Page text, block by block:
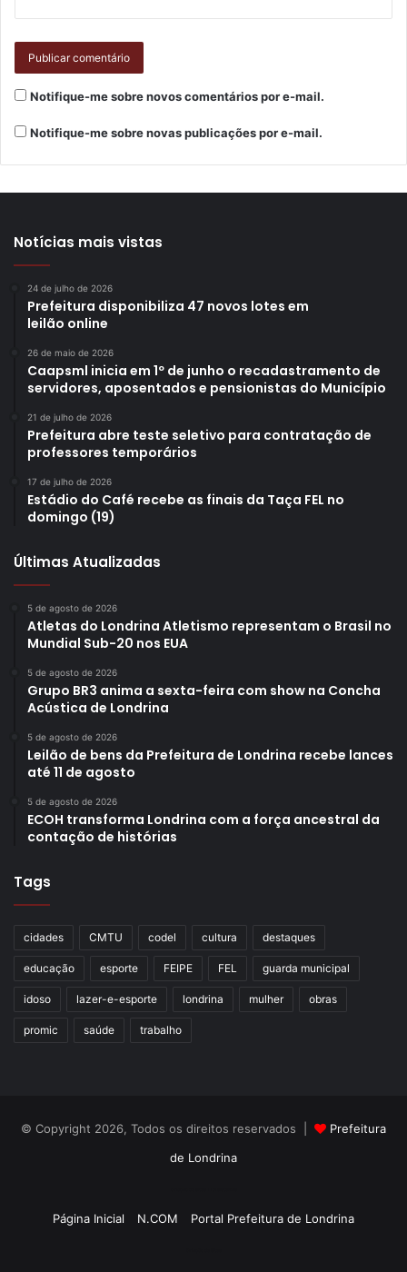
Notifique-me sobre novos comentários por e-mail.
Notifique-me sobre novas publicações por e-mail.
Notícias mais vistas
24 de julho de 2026
Prefeitura disponibiliza 47 novos lotes em
leilão online
26 de maio de 2026
Caapsml inicia em 1º de junho o recadastramento de
servidores, aposentados e pensionistas do Município
21 de julho de 2026
Prefeitura abre teste seletivo para contratação de
professores temporários
17 de julho de 2026
Estádio do Café recebe as finais da Taça FEL no
domingo (19)
Últimas Atualizadas
5 de agosto de 2026
Atletas do Londrina Atletismo representam o Brasil no
Mundial Sub-20 nos EUA
5 de agosto de 2026
Grupo BR3 anima a sexta-feira com show na Concha
Acústica de Londrina
5 de agosto de 2026
Leilão de bens da Prefeitura de Londrina recebe lances
até 11 de agosto
5 de agosto de 2026
ECOH transforma Londrina com a força ancestral da
contação de histórias
Tags
cidades CMTU codel cultura destaques
educação esporte FEIPE FEL guarda municipal
idoso lazer-e-esporte londrina mulher obras
promic saúde trabalho
© Copyright 2026, Todos os direitos reservados |
Prefeitura
de Londrina
Página Inicial N.COM Portal Prefeitura de Londrina